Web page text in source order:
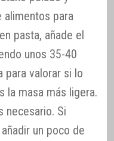
para
pasta, añade el
unos 35-40
para valorar si lo
la masa más ligera.
necesario. Si
un poco de